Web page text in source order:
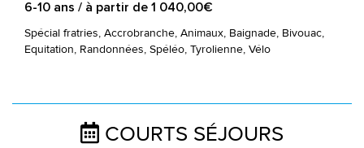
6-10 ans / à partir de 1 040,00€
Spécial fratries, Accrobranche, Animaux, Baignade, Bivouac,
Equitation, Randonnées, Spéléo, Tyrolienne, Vélo
COURTS SÉJOURS